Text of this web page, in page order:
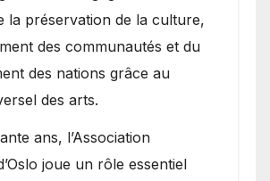
la préservation de la culture,
des communautés et du
des nations grâce au
des arts.
ans, l’Association
joue un rôle essentiel